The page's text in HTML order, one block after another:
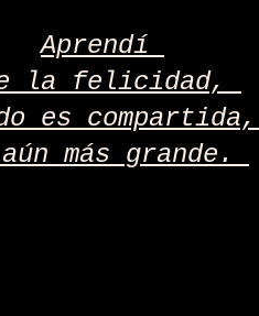
Aprendí
la felicidad,
es compartida,
más grande.